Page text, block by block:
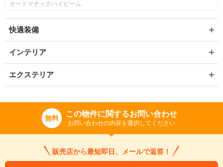
オートマチックハイビーム
快適装備
インテリア
エクステリア
無料 この物件に関するお問い合わせ
お問い合わせの内容を選択してください
販売店から最短即日、メールで返答！